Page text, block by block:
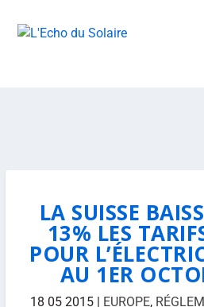
LA SUISSE
13% LES
POUR
AU 1ER
18 05 2015| EUROPE,